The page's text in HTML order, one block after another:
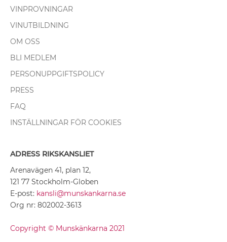
VINPROVNINGAR
VINUTBILDNING
OM OSS
BLI MEDLEM
PERSONUPPGIFTSPOLICY
PRESS
FAQ
INSTÄLLNINGAR FÖR COOKIES
ADRESS RIKSKANSLIET
Arenavägen 41, plan 12,
121 77 Stockholm-Globen
E-post: kansli@munskankarna.se
Org nr: 802002-3613
Copyright © Munskänkarna 2021